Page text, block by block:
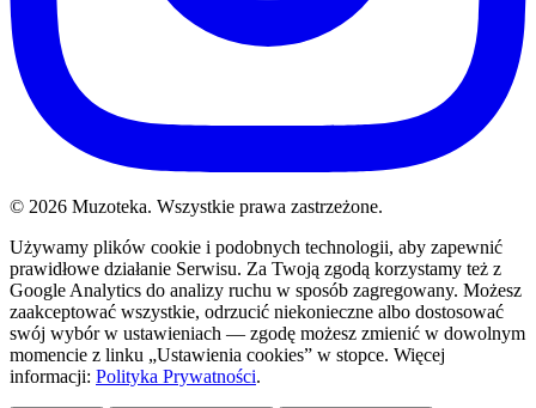
© 2026 Muzoteka. Wszystkie prawa zastrzeżone.
Używamy plików cookie i podobnych technologii, aby zapewnić
prawidłowe działanie Serwisu. Za Twoją zgodą korzystamy też z
Google Analytics do analizy ruchu w sposób zagregowany. Możesz
zaakceptować wszystkie, odrzucić niekonieczne albo dostosować
swój wybór w ustawieniach — zgodę możesz zmienić w dowolnym
momencie z linku „Ustawienia cookies” w stopce. Więcej
informacji: Polityka Prywatności.